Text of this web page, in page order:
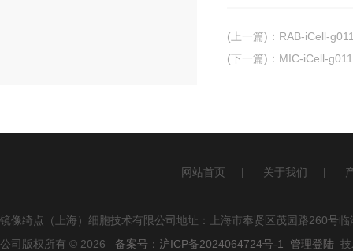
(上一篇) ： RAB-iCell-
(下一篇) ： MIC-iCell-
网站首页 | 关于我们 |
镜像绮点（上海）细胞技术有限公司地址：上海市奉贤区茂园路260号
公司版权所有 © 2026 备案号：沪ICP备2024064724号-1 管理登陆